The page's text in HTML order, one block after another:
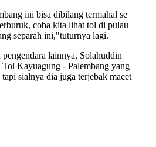
ini bisa dibilang termahal se
coba kita lihat tol di pulau
separah ini,"tuturnya lagi.
lainnya, Solahuddin
Kayuagung - Palembang yang
sialnya dia juga terjebak macet